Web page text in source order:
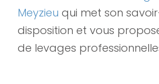
Meyzieu qui met son
disposition et vous
de levages